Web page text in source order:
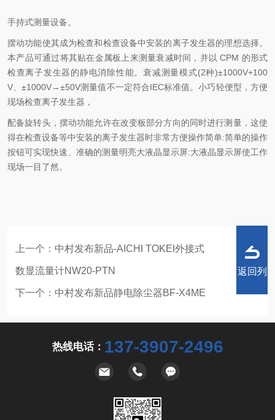
手持式测量设备。
摆动功能使其成为检查和检查设备中安装的离子发生器的理想选择。
本产品可通过将其贴在金属板上来测量衰减时间，并以 CPM 的形式
检查离子发生器的静电消除性能。衰减测量模式(2种)±1000V+100
V、±1000V→±50V测量值不一定符合IEC标准值。小巧轻便型，方便
现场检查离子发生器，
配备旋转头，摆动功能允许在改变板部分方向的同时进行测量，这使
得在检查设备等中安装的离子发生器时非常方便操作简单:简单的操作
按钮可实现快速、准确的测量明亮大液晶显示屏:大液晶显示屏使工作
现场一目了然。
上一个： 中村发布新品-AICHI TOKEI外接式
数显流量计NW20-PTN
下一个： 中村发布新品静电除尘器BF-X4ME
返回列
热线电话： 137-3907-2496